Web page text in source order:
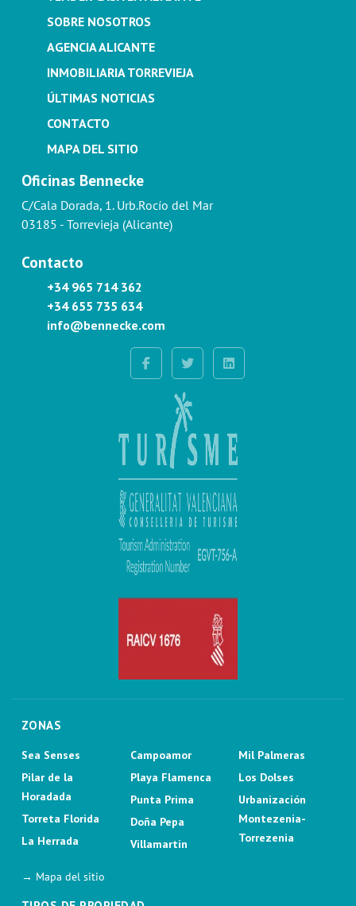
SOBRE NOSOTROS
AGENCIA ALICANTE
INMOBILIARIA TORREVIEJA
ÚLTIMAS NOTICIAS
CONTACTO
MAPA DEL SITIO
Oficinas Bennecke
C/Cala Dorada, 1. Urb.Rocío del Mar
03185 - Torrevieja (Alicante)
Contacto
+34 965 714 362
+34 655 735 634
info@bennecke.com
ZONAS
Sea Senses
Pilar de la
Horadada
Torreta Florida
La Herrada
Campoamor
Playa Flamenca
Punta Prima
Doña Pepa
Villamartin
Mil Palmeras
Los Dolses
Urbanización
Montezenia-
Torrezenia
→ Mapa del sitio